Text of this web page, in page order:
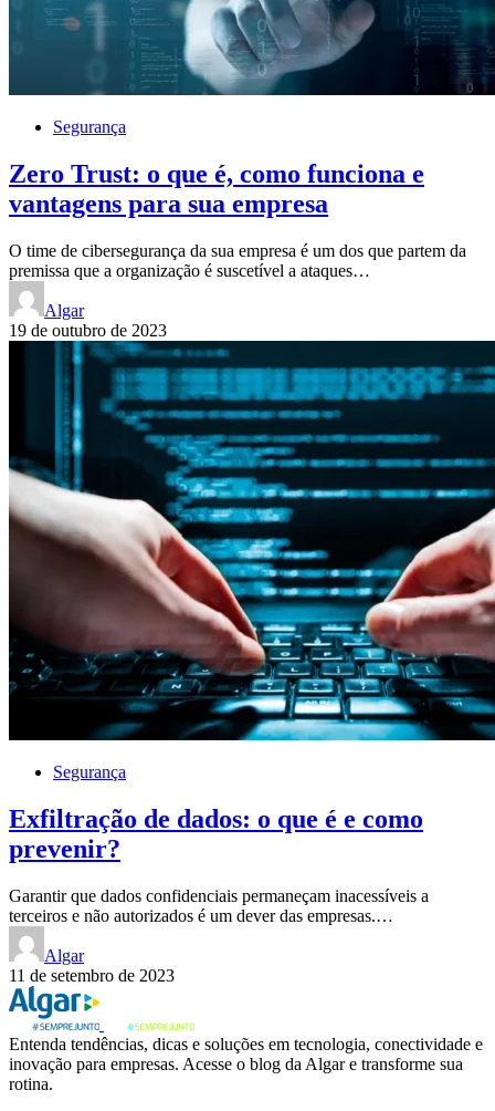
Segurança
Zero Trust: o que é, como funciona e
vantagens para sua empresa
O time de cibersegurança da sua empresa é um dos que partem da
premissa que a organização é suscetível a ataques…
Algar
19 de outubro de 2023
Segurança
Exfiltração de dados: o que é e como
prevenir?
Garantir que dados confidenciais permaneçam inacessíveis a
terceiros e não autorizados é um dever das empresas.…
Algar
11 de setembro de 2023
Entenda tendências, dicas e soluções em tecnologia, conectividade e
inovação para empresas. Acesse o blog da Algar e transforme sua
rotina.